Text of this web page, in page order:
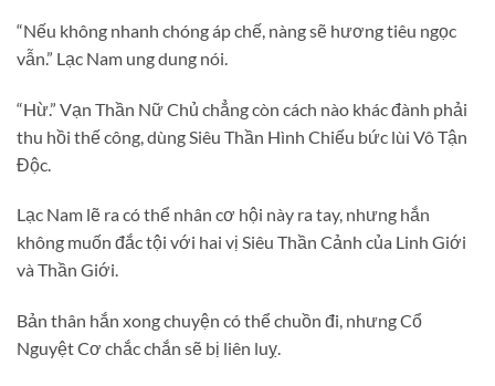
“Nếu không nhanh chóng áp chế, nàng sẽ hương tiêu ngọc
vẫn.” Lạc Nam ung dung nói.
“Hừ.” Vạn Thần Nữ Chủ chẳng còn cách nào khác đành phải
thu hồi thế công, dùng Siêu Thần Hình Chiếu bức lùi Vô Tận
Độc.
Lạc Nam lẽ ra có thể nhân cơ hội này ra tay, nhưng hắn
không muốn đắc tội với hai vị Siêu Thần Cảnh của Linh Giới
và Thần Giới.
Bản thân hắn xong chuyện có thể chuồn đi, nhưng Cổ
Nguyệt Cơ chắc chắn sẽ bị liên luỵ.